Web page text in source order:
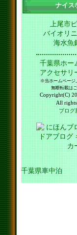
ナイス
上尾市
バイオリ
海水魚
千葉県ホー
アクセサリ
※当ホームページ
無断転載は
Copyright(C)
All rights
ブログ
千葉県車中泊